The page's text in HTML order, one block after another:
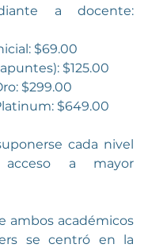
a docente:
$69.00
$125.00
$299.00
$649.00
cada nivel
a mayor
ambos académicos
se centró en la